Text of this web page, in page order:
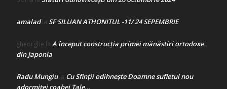
amaladla SF SILUAN ATHONITUL -11/ 24 SEPEMBRIE
gheorghe la A început construcţia primei mănăstiri ortodoxe
din Japonia
Radu Mungiula Cu Sfinții odihnește Doamne sufletul nou
adormitei roabei Tale…